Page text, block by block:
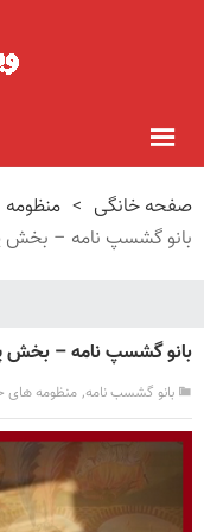
صفحه خانگی >
بانو گشسپ نامه – بخش
بانو گشسپ نامه – بخش
بانو گشسب نامه, منظومه های